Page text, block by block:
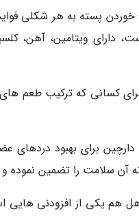
پسته به هر شکلی فواید
دارای ویتامین، آهن،
کسانی که ترکیب طعم
دارچین برای بهبود
آن سلامت را تضمین
هم یکی از افزودنی هایی